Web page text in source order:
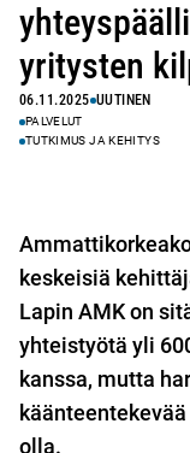
yritysten
06.11.2025 UUTINEN
PALVELUT
TUTKIMUS JA KEHITYS
keskeisiä
Lapin AMK on
yhteistyötä yli
kanssa, mutta
olla.